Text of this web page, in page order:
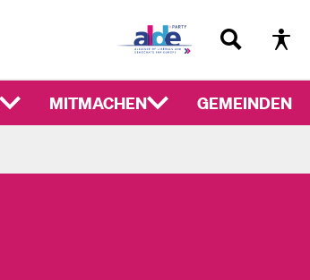
MITMACHEN GEMEINDEN